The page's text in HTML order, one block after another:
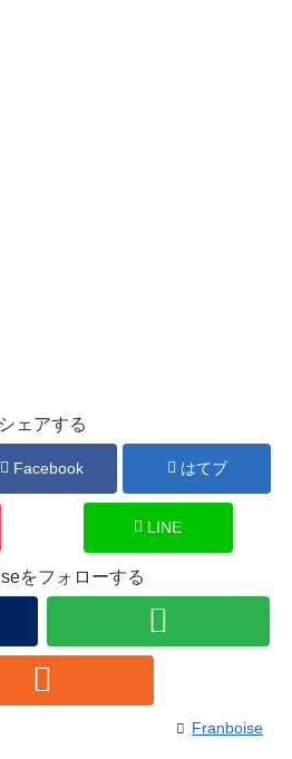
シェアする
Facebook はてブ
LINE
をフォローする
Franboise